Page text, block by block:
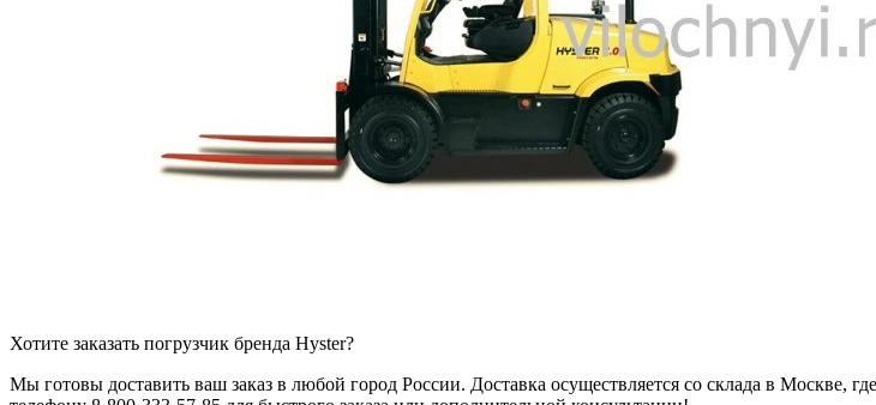
Хотите заказать погрузчик бренда Hyster?
Мы готовы доставить ваш заказ в любой город России. Доставка осуществляется со склада в Москве,